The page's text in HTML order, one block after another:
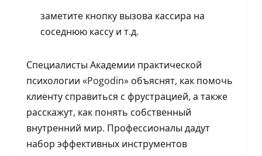
заметите кнопку вызова кассира на
соседнюю кассу и т.д.
Специалисты Академии практической
психологии «Pogodin» объяснят, как помочь
клиенту справиться с фрустрацией, а также
расскажут, как понять собственный
внутренний мир. Профессионалы дадут
набор эффективных инструментов